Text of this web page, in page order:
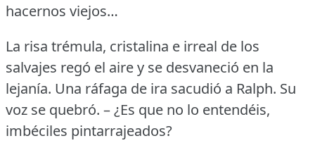
hacernos viejos…
La risa trémula, cristalina e irreal de los
salvajes regó el aire y se desvaneció en la
lejanía. Una ráfaga de ira sacudió a Ralph. Su
voz se quebró. – ¿Es que no lo entendéis,
imbéciles pintarrajeados?